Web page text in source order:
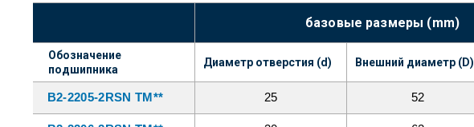
базовые размеры (mm)
Обозначение
подшипника
Диаметр отверстия (d) Внешний диаметр (D)
B2-2205-2RSN TM** 25 52